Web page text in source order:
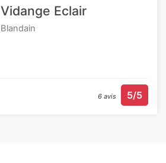
Vidange Eclair
Blandain
6 avis 5/5